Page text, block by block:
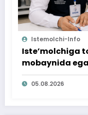
Istemolchi-Info
Iste’molchiga
mobaynida
ta’minlab
05.08.2026